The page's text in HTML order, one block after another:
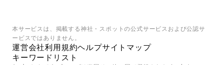
本サービスは、掲載する神社・スポットの公式サービスおよび公認サ
ービスではありません。
運営会社利用規約ヘルプサイトマップ
キーワードリスト